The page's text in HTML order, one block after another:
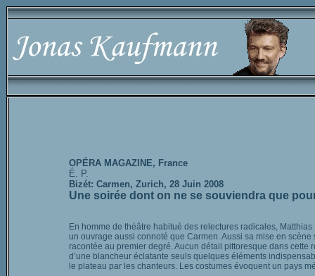
OPÉRA MAGAZINE, France
É. P.
Bizét: Carmen, Zurich, 28 Juin 2008
Une soirée dont on ne se souviendra que
En homme de théâtre habitué des relectures radicales,
un ouvrage aussi connoté que Carmen. Aussi sa mise en
racontée au premier degré. Aucun détail pittoresque dans
d’une blancheur éclatante seuls quelques éléments
le plateau par les chanteurs. Les costumes évoquent un pays